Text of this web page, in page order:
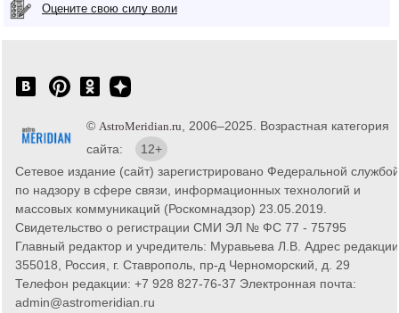
Оцените свою силу воли
© AstroMeridian.ru , 2006–2025. Возрастная категория
сайта:
12+
Сетевое издание (сайт) зарегистрировано Федеральной службой
по надзору в сфере связи, информационных технологий и
массовых коммуникаций (Роскомнадзор) 23.05.2019.
Свидетельство о регистрации СМИ ЭЛ № ФС 77 - 75795
Главный редактор и учредитель: Муравьева Л.В. Адрес
355018, Россия, г. Ставрополь, пр-д Черноморский, д. 29
Телефон редакции: +7 928 827-76-37 Электронная почта:
admin@astromeridian.ru